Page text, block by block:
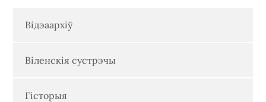
Відэаархіў
Віленскія сустрэчы
Гісторыя